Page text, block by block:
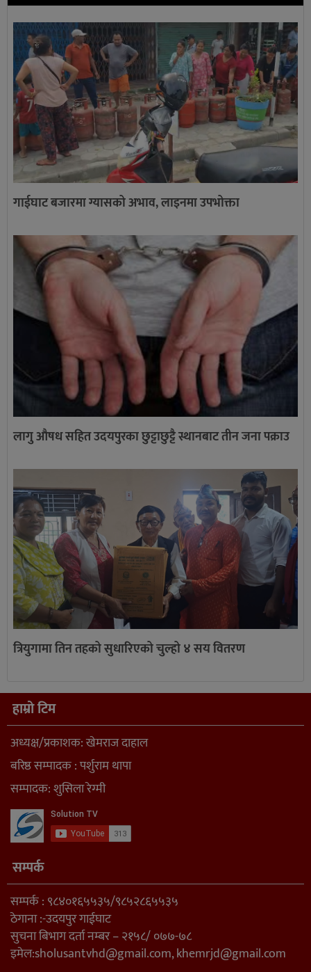
गाईघाट बजारमा ग्यासको अभाव, लाइनमा उपभोक्ता
लागु औषध सहित उदयपुरका छुट्टाछुट्टै स्थानबाट तीन जना पक्राउ
त्रियुगामा तिन तहको सुधारिएको चुल्हो ४ सय वितरण
हाम्रो टिम
अध्यक्ष/प्रकाशक: खेमराज दाहाल
बरिष्ठ सम्पादक : पर्शुराम थापा
सम्पादक: शुसिला रेग्मी
सम्पर्क
सम्पर्क : ९८४०१६५५३५/९८५२८६५५३५
ठेगाना :-उदयपुर गाईघाट
सुचना बिभाग दर्ता नम्बर – २१५८/ ०७७-७८
इमेल:sholusantvhd@gmail.com,khemrjd@gmail.com